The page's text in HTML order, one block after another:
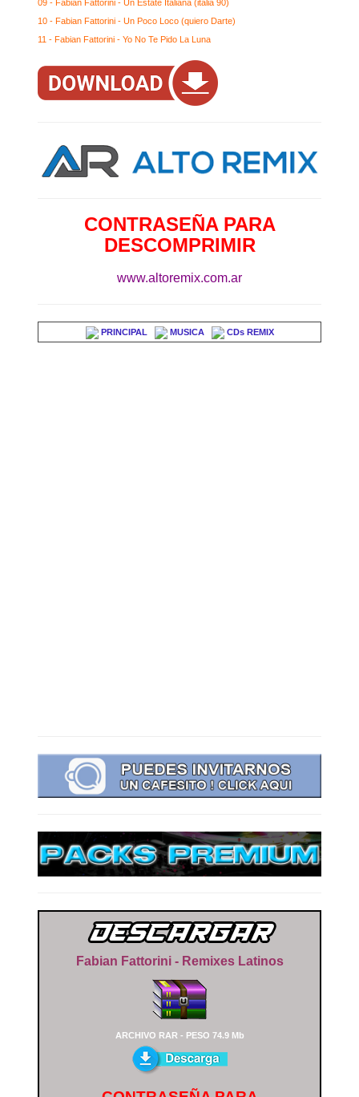
09 - Fabian Fattorini - Un Estate Italiana (italia 90)
10 - Fabian Fattorini - Un Poco Loco (quiero Darte)
11 - Fabian Fattorini - Yo No Te Pido La Luna
CONTRASEÑA PARA
DESCOMPRIMIR
www.altoremix.com.ar
PRINCIPAL MUSICA CDs REMIX
Fabian Fattorini - Remixes Latinos
ARCHIVO RAR - PESO 74.9 Mb